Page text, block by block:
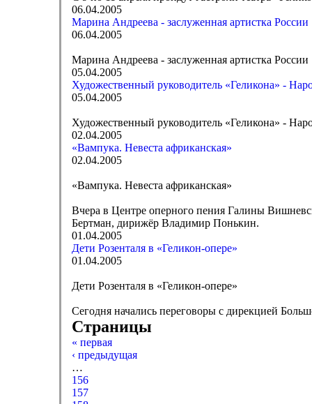
06.04.2005
Марина Андреева - заслуженная артистка России
06.04.2005
Марина Андреева - заслуженная артистка России
05.04.2005
Художественный руководитель «Геликона» -
05.04.2005
Художественный руководитель «Геликона» -
02.04.2005
«Вампука. Невеста африканская»
02.04.2005
«Вампука. Невеста африканская»
Вчера в Центре оперного пения Галины
Бертман, дирижёр Владимир Понькин.
01.04.2005
Дети Розенталя в «Геликон-опере»
01.04.2005
Дети Розенталя в «Геликон-опере»
Сегодня начались переговоры с дирекцией
Страницы
« первая
‹ предыдущая
…
156
157